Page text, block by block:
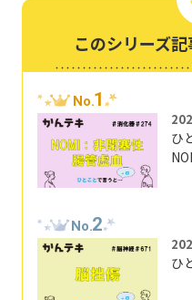
このシリーズ
No.1
ひ
No.2
ひ